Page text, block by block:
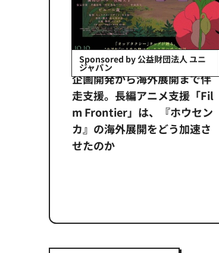
Sponsored by 公益財団法人 ユニ
ジャパン
企画開発から海外展開まで伴
走支援。長編アニメ支援「Fil
m Frontier」は、『ホウセン
カ』の海外展開をどう加速さ
せたのか